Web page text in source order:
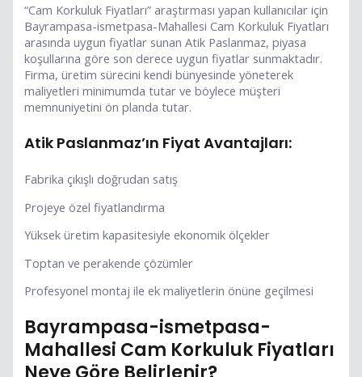
“Cam Korkuluk Fiyatları” araştırması yapan kullanıcılar için
Bayrampasa-ismetpasa-Mahallesi Cam Korkuluk Fiyatları
arasında uygun fiyatlar sunan Atik Paslanmaz, piyasa
koşullarına göre son derece uygun fiyatlar sunmaktadır.
Firma, üretim sürecini kendi bünyesinde yöneterek
maliyetleri minimumda tutar ve böylece müşteri
memnuniyetini ön planda tutar.
Atik Paslanmaz’ın Fiyat Avantajları:
Fabrika çıkışlı doğrudan satış
Projeye özel fiyatlandırma
Yüksek üretim kapasitesiyle ekonomik ölçekler
Toptan ve perakende çözümler
Profesyonel montaj ile ek maliyetlerin önüne geçilmesi
Bayrampasa-ismetpasa-
Mahallesi Cam Korkuluk Fiyatları